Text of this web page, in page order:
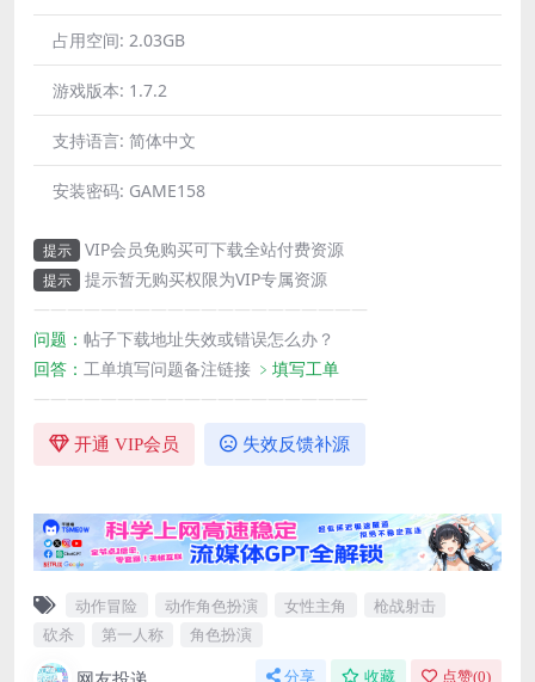
占用空间: 2.03GB
游戏版本: 1.7.2
支持语言: 简体中文
安装密码: GAME158
提示 VIP会员免购买可下载全站付费资源
提示
提示暂无购买权限为VIP专属资源
————————————————————
问题： 帖子下载地址失效或错误怎么办？
回答： 工单填写问题备注链接 ﹥填写工单
————————————————————
开通 VIP会员 失效反馈补源
动作冒险 动作角色扮演 女性主角
枪战射击
砍杀
第一人称 角色扮演
分享 收藏 点赞(0)